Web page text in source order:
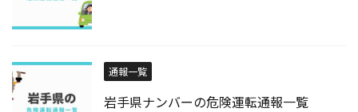
通報一覧
岩手県ナンバーの危険運転通報一覧